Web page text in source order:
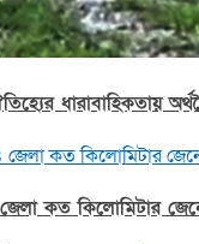
ধারাবাহিকতায়
কত কিলোমিটার